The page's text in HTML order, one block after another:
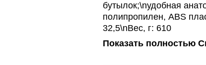
бутылок;\nудобная
полипропилен, ABS
32,5\nВес, г: 610
Показать полностью